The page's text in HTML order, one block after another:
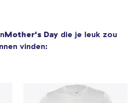
Mother's Daydie je leuk zou
vinden: